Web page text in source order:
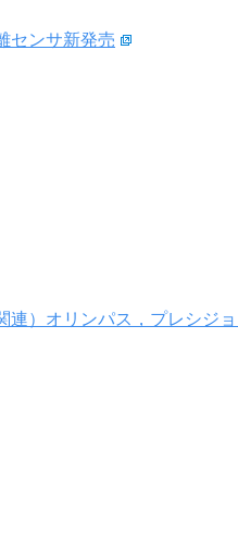
センサ新発売
連）オリンパス，プレシジ